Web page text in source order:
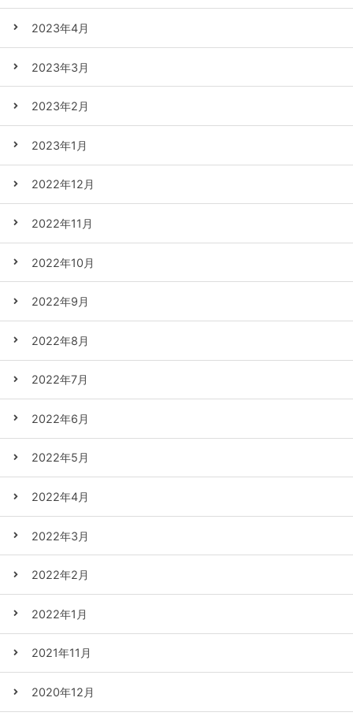
2023年4月
2023年3月
2023年2月
2023年1月
2022年12月
2022年11月
2022年10月
2022年9月
2022年8月
2022年7月
2022年6月
2022年5月
2022年4月
2022年3月
2022年2月
2022年1月
2021年11月
2020年12月